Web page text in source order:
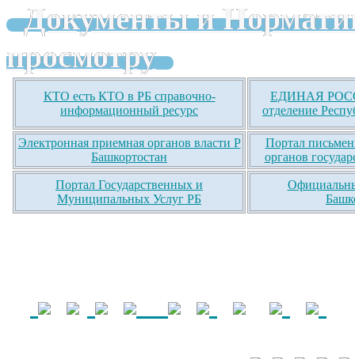
Документы и
просмотру
КТО есть КТО в РБ справочно-
информационный ресурс
ЕДИНАЯ
отделение
Электронная приемная органов власти Р
Башкортостан
Портал
органов
Портал Государственных и
Муниципальных Услуг РБ